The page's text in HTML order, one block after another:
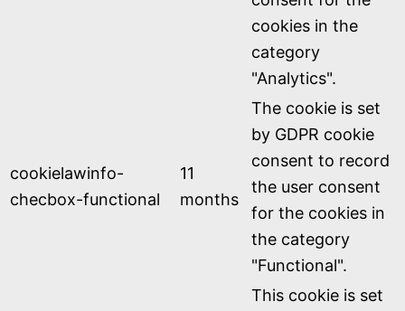
cookies in the
category
"Analytics".
cookielawinfo-
checbox-functional
11
months
The cookie is set
by GDPR cookie
consent to record
the user consent
for the cookies in
the category
"Functional".
This cookie is set